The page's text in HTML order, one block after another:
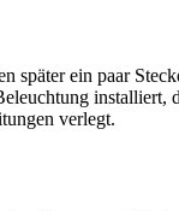
später ein paar
installiert,
verlegt.